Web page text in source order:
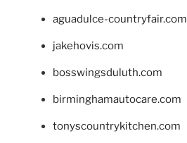
aguadulce-countryfair.com
jakehovis.com
bosswingsduluth.com
birminghamautocare.com
tonyscountrykitchen.com